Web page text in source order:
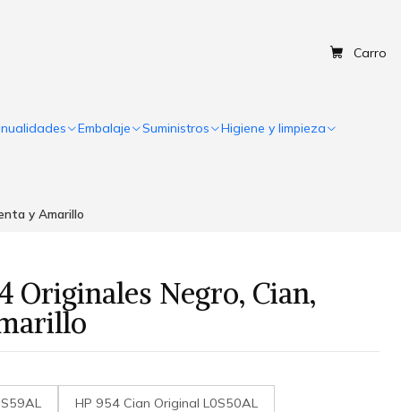
Carro
Embalaje Suministros Higiene y limpieza
y Amarillo
Originales Negro, Cian,
HP 954 Cian Original L0S50AL